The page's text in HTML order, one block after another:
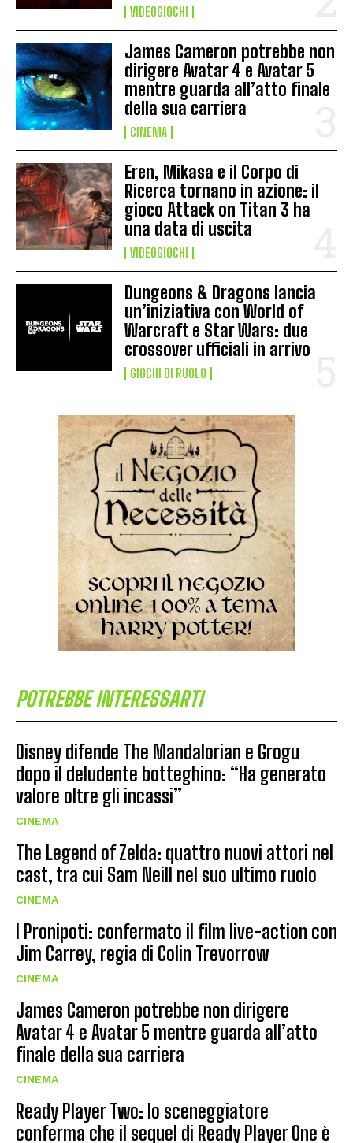
VIDEOGIOCHI
James Cameron potrebbe non
dirigere Avatar 4 e Avatar 5
mentre guarda all’atto finale
della sua carriera
CINEMA
Eren, Mikasa e il Corpo di
Ricerca tornano in azione: il
gioco Attack on Titan 3 ha
una data di uscita
VIDEOGIOCHI
Dungeons & Dragons lancia
un’iniziativa con World of
Warcraft e Star Wars: due
crossover ufficiali in arrivo
GIOCHI DI RUOLO
POTREBBE INTERESSARTI
Disney difende The Mandalorian e Grogu
dopo il deludente botteghino: “Ha generato
valore oltre gli incassi”
CINEMA
The Legend of Zelda: quattro nuovi attori nel
cast, tra cui Sam Neill nel suo ultimo ruolo
CINEMA
I Pronipoti: confermato il film live-action con
Jim Carrey, regia di Colin Trevorrow
CINEMA
James Cameron potrebbe non dirigere
Avatar 4 e Avatar 5 mentre guarda all’atto
finale della sua carriera
CINEMA
Ready Player Two: lo sceneggiatore
conferma che il sequel di Ready Player One è